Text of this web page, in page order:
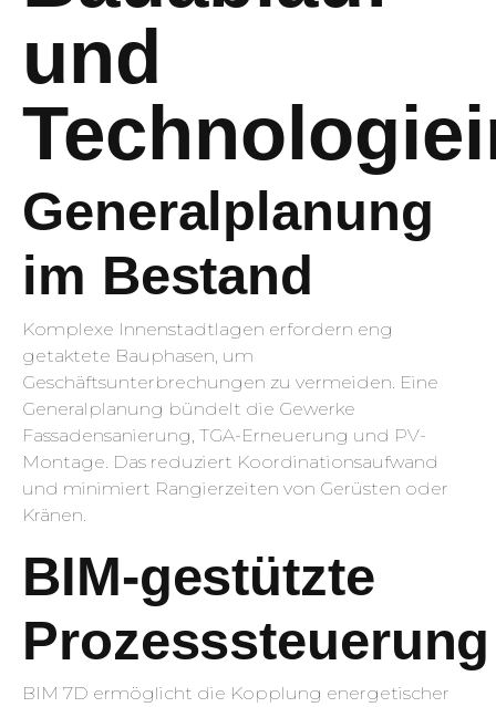
und
Generalplanung
im Bestand
Komplexe Innenstadtlagen erfordern eng
getaktete Bauphasen, um
Geschäftsunterbrechungen zu vermeiden. Eine
Generalplanung bündelt die Gewerke
Fassadensanierung, TGA-Erneuerung und PV-
Montage. Das reduziert Koordinationsaufwand
und minimiert Rangierzeiten von Gerüsten oder
Kränen.
BIM-gestützte
Prozesssteuerung
BIM 7D ermöglicht die Kopplung energetischer